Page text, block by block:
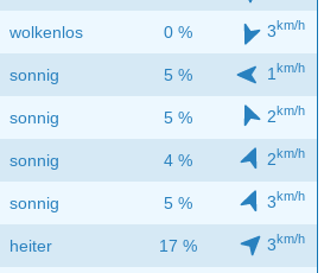
wolkenlos 0 % 3km/h
sonnig 5 % 1 km/h
sonnig 5 % 2km/h
sonnig 4 % 2km/h
sonnig 5 % 3km/h
heiter 17 % 3km/h